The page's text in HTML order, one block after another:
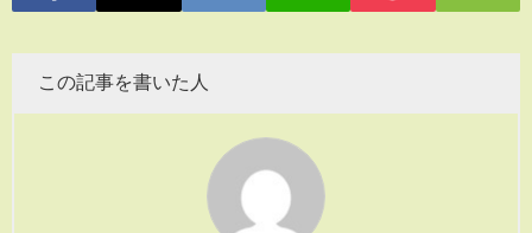
この記事を書いた人